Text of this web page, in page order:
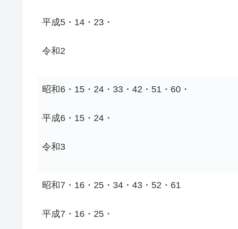
平成5・14・23・
令和2
昭和6・15・24・33・42・51・60・
平成6・15・24・
令和3
昭和7・16・25・34・43・52・61
平成7・16・25・